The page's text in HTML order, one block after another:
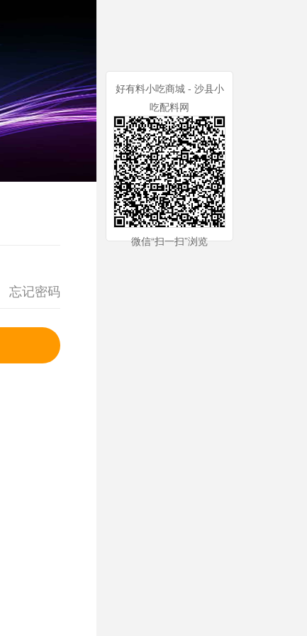
忘记密码
好有料小吃商城 - 沙县小
吃配料网
微信“扫一扫”浏览